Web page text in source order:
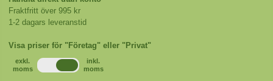
Fraktfritt över 995 kr
1-2 dagars leveranstid
Visa priser för "Företag" eller "Privat"
exkl.
moms
inkl.
moms